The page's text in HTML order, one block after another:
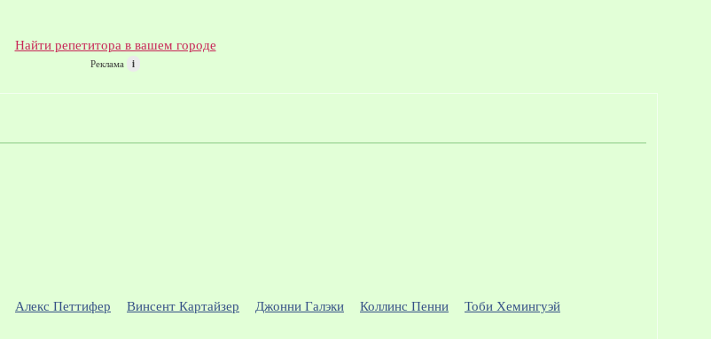
Найти репетитора в вашем городе
Реклама i
Алекс Петтифер Винсент Картайзер Джонни Галэки Коллинс Пенни
Тоби Хемингуэй